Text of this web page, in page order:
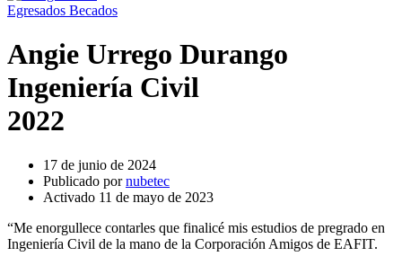
Egresados Becados
Angie Urrego Durango
Ingeniería Civil
2022
17 de junio de 2024
Publicado por nubetec
Activado 11 de mayo de 2023
“Me enorgullece contarles que finalicé mis estudios de pregrado en
Ingeniería Civil de la mano de la Corporación Amigos de EAFIT.